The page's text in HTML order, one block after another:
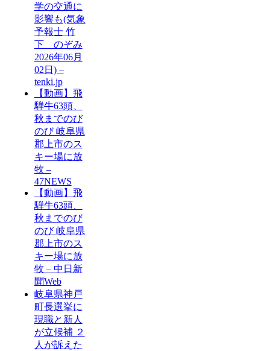
学の交通に
影響も(気象
予報士 竹
下 のぞみ
2026年06月
02日) –
tenki.jp
【動画】飛
騨牛63頭、
秋までのび
のび 岐阜県
郡上市のス
キー場に放
牧 –
47NEWS
【動画】飛
騨牛63頭、
秋までのび
のび 岐阜県
郡上市のス
キー場に放
牧 – 中日新
聞Web
岐阜県神戸
町長選挙に
現職と新人
が立候補 ２
人が訴えた